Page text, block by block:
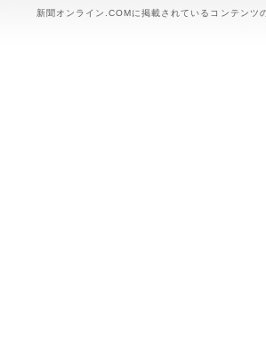
新聞オンライン.COMに掲載されているコンテンツ